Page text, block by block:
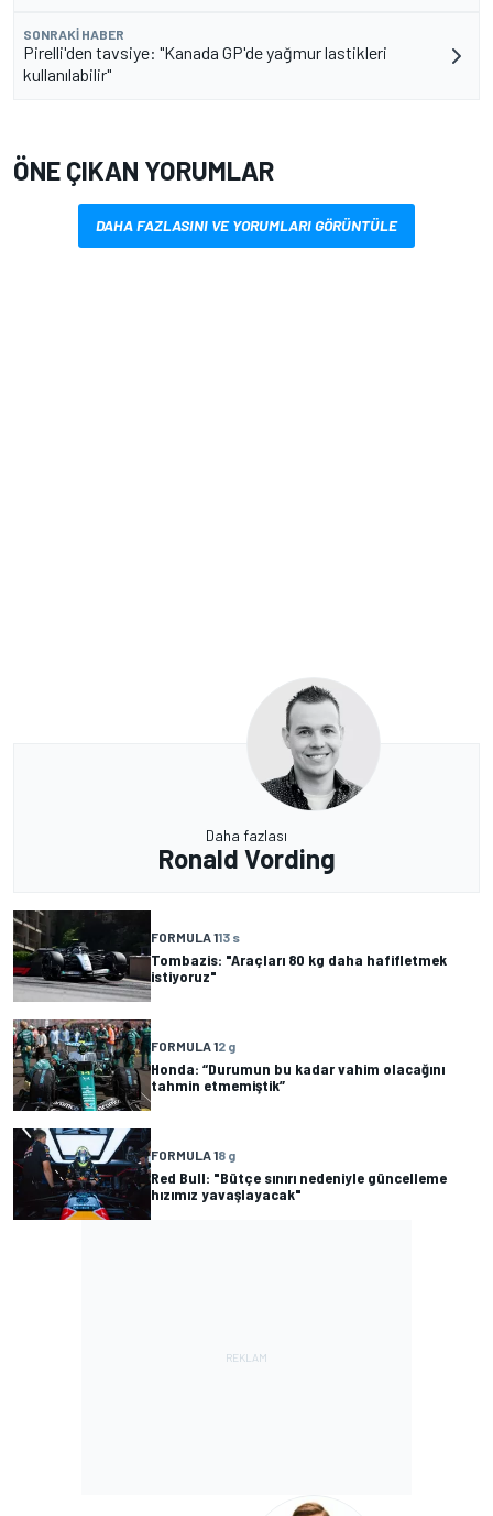
SONRAKI HABER
Pirelli'den tavsiye: "Kanada GP'de yağmur lastikleri
kullanılabilir"
ÖNE ÇIKAN YORUMLAR
DAHA FAZLASINI VE YORUMLARI GÖRÜNTÜLE
Daha fazlası
Ronald Vording
FORMULA 113 s
Tombazis: "Araçları 80 kg daha hafifletmek
istiyoruz"
FORMULA 12 g
Honda: “Durumun bu kadar vahim olacağını
tahmin etmemiştik”
FORMULA 18 g
Red Bull: "Bütçe sınırı nedeniyle güncelleme
hızımız yavaşlayacak"